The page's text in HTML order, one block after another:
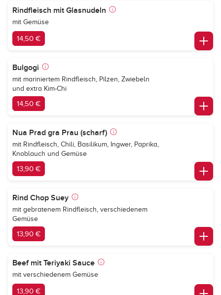
Rindfleisch mit Glasnudeln
mit Gemüse
14,50 €
Bulgogi
mit mariniertem Rindfleisch, Pilzen, Zwiebeln
und extra Kim-Chi
14,50 €
Nua Prad gra Prau (scharf)
mit Rindfleisch, Chili, Basilikum, Ingwer, Paprika,
Knoblauch und Gemüse
13,90 €
Rind Chop Suey
mit gebratenem Rindfleisch, verschiedenem
Gemüse
13,90 €
Beef mit Teriyaki Sauce
mit verschiedenem Gemüse
13,90 €